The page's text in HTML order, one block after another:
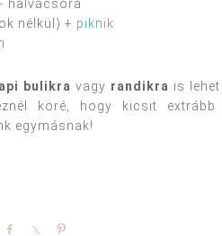
halvacsora
nélkül) + piknik
bulikra vagy randikra is
köré, hogy kicsit extrább
egymásnak!
Share Share